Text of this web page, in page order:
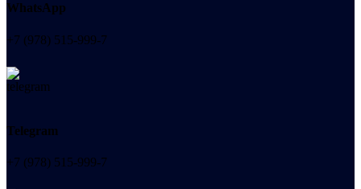
WhatsApp
+7 (978) 515-999-7
Telegram
+7 (978) 515-999-7